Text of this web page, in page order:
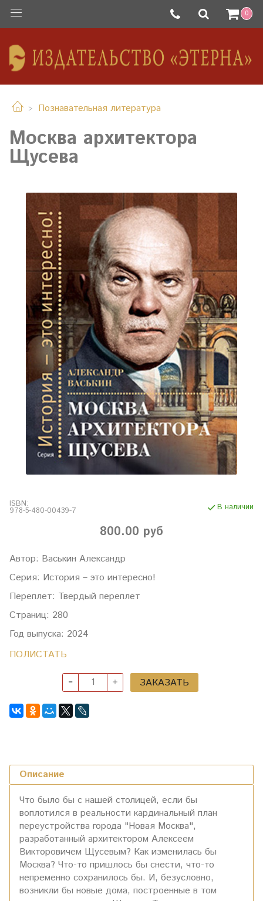
0
Познавательная литература
Москва архитектора
Щусева
ISBN:
978-5-480-00439-7 В наличии
800.00 руб
Автор: Васькин Александр
Серия: История – это интересно!
Переплет: Твердый переплет
Страниц: 280
Год выпуска: 2024
ПОЛИСТАТЬ
ЗАКАЗАТЬ
Описание
Что было бы с нашей столицей, если бы
воплотился в реальности кардинальный план
переустройства города "Новая Москва",
разработанный архитектором Алексеем
Викторовичем Щусевым? Как изменилась бы
Москва? Что-то пришлось бы снести, что-то
непременно сохранилось бы. И, безусловно,
возникли бы новые дома, построенные в том